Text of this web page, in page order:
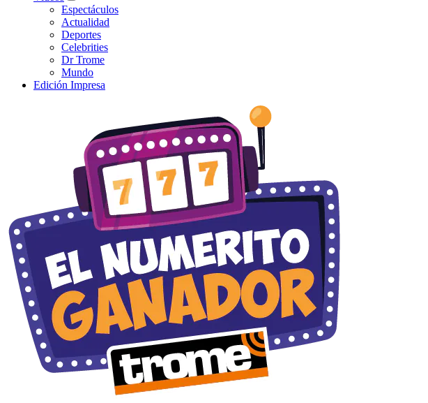
Espectáculos
Actualidad
Deportes
Celebrities
Dr Trome
Mundo
Edición Impresa